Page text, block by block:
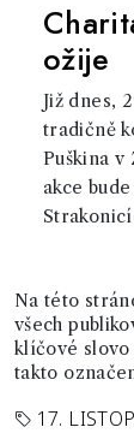
ožije
Již dnes,
tradičně
Puškina v
akce
Na této
všech
klíčové
takto
17.